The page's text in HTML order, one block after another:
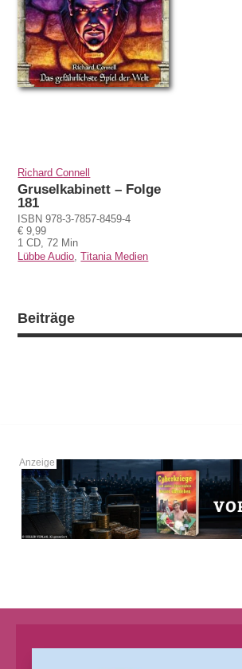
Richard Connell
Gruselkabinett – Folge
181
ISBN 978-3-7857-8459-4
€ 9,99
1 CD, 72 Min
Lübbe Audio ,Titania Medien
Beiträge